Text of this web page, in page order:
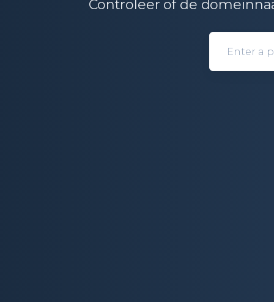
Controleer of de